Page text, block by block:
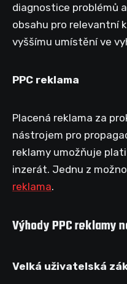
diagnostice problémů
obsahu pro relevantní
vyššímu umístění ve
PPC reklama
Placená reklama za
nástrojem pro
reklamy umožňuje
inzerát. Jednu z
reklama.
Výhody PPC reklamy
Velká uživatelská